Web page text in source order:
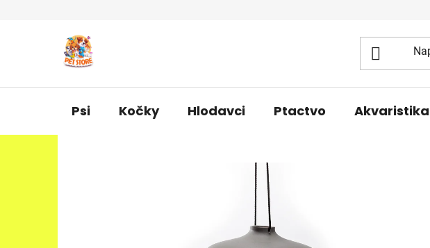
Psi Kočky Hlodavci Ptactvo Akvaristika